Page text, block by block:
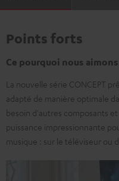
Points forts
Ce pourquoi nous
La nouvelle série CONCEPT
adapté de manière optimale
besoin d'autres composants
puissance impressionnante
musique : sur le téléviseur ou